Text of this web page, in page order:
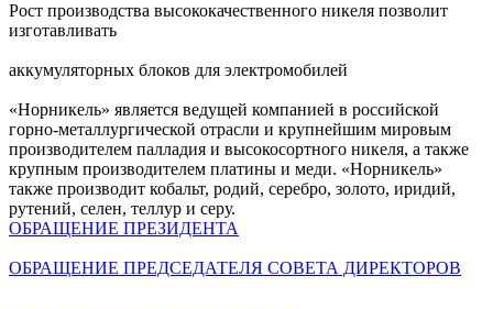
Рост производства высококачественного никеля позволит
изготавливать
аккумуляторных блоков для электромобилей
«Норникель» является ведущей компанией в российской
горно-металлургической отрасли и крупнейшим мировым
производителем палладия и высокосортного никеля, а также
крупным производителем платины и меди. «Норникель»
также производит кобальт, родий, серебро, золото, иридий,
рутений, селен, теллур и серу.
ОБРАЩЕНИЕ ПРЕЗИДЕНТА
ОБРАЩЕНИЕ ПРЕДСЕДАТЕЛЯ СОВЕТА ДИРЕКТОРОВ